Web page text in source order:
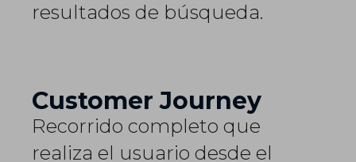
resultados de búsqueda.
Customer Journey
Recorrido completo que
realiza el usuario desde el